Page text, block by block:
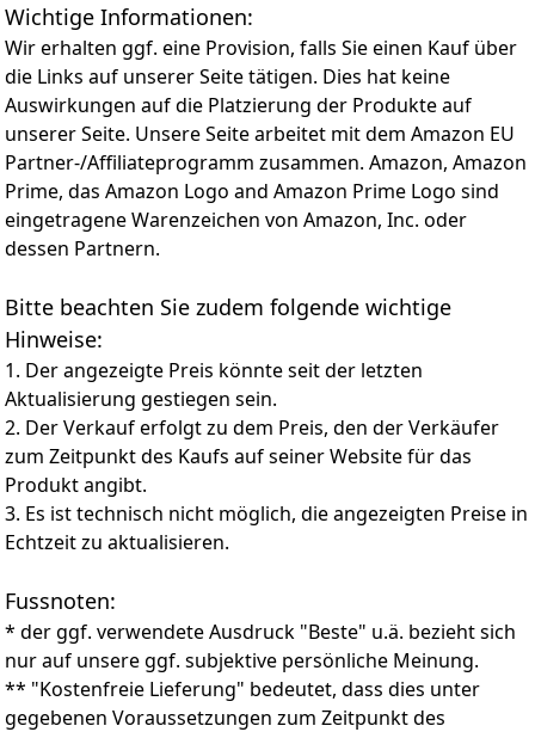
pixel-präzise Ultra HD-Maschine von Philips optimiert
die Bildqualität für gestochen scharfe Bilder, satte
Farben und glatte Bewegungen
QLED LEBENDIGE FARBEN UND ULTRA-SCHARFE
SZENEN – Erleben Sie atemberaubende Quantum Dot
Farben in 4K UHD. Passt sich an alle HDR-Formate für
perfekte Kontraste an. Jeder Moment, ob dunkel oder
hell, gespielt oder gestreamt, wird zum Leben erweckt!
IMMERSIVER DOLBY ATMOS-KLANG – Erleben Sie
satten, multidimensionalen Klang, der jede Szene zum
mitten ins Geschehen versetzt
Titan OS: Mit unserer Titan OS intelligenten TV-
Plattform finden Sie im Nu Ihre Lieblingssendungen.
Folgen Sie Serien direkt von Ihrem Startbildschirm.
Durchstöbern Sie die Kategorien und Vorschläge der
besten Streaming-Services an einer Stelle
Wichtige Informationen:
Wir erhalten ggf. eine Provision, falls Sie einen Kauf über
die Links auf unserer Seite tätigen. Dies hat keine
Auswirkungen auf die Platzierung der Produkte auf
unserer Seite. Unsere Seite arbeitet mit dem Amazon EU
Partner-/Affiliateprogramm zusammen. Amazon, Amazon
Prime, das Amazon Logo and Amazon Prime Logo sind
eingetragene Warenzeichen von Amazon, Inc. oder
dessen Partnern.
Bitte beachten Sie zudem folgende wichtige
Hinweise:
1. Der angezeigte Preis könnte seit der letzten
Aktualisierung gestiegen sein.
2. Der Verkauf erfolgt zu dem Preis, den der Verkäufer
zum Zeitpunkt des Kaufs auf seiner Website für das
Produkt angibt.
3. Es ist technisch nicht möglich, die angezeigten Preise in
Echtzeit zu aktualisieren.
Fussnoten:
* der ggf. verwendete Ausdruck "Beste" u.ä. bezieht sich
nur auf unsere ggf. subjektive persönliche Meinung.
** "Kostenfreie Lieferung" bedeutet, dass dies unter
gegebenen Voraussetzungen zum Zeitpunkt des